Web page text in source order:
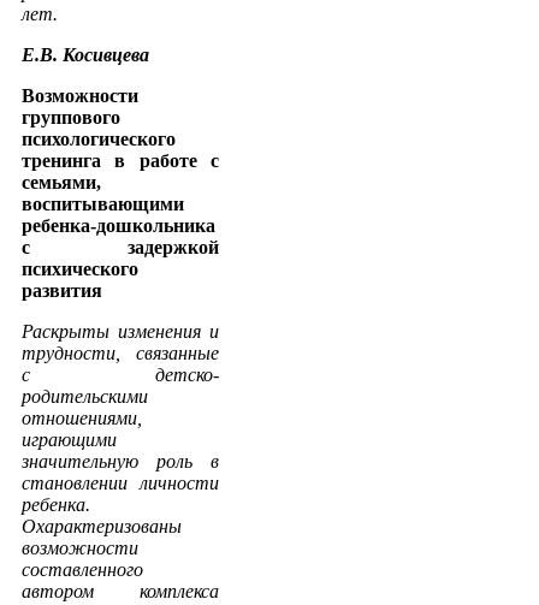
лет.
Е.В. Косивцева
Возможности
группового
психологического
тренинга в работе с
семьями,
воспитывающими
ребенка-дошкольника
с задержкой
психического
развития
Раскрыты изменения и
трудности, связанные
с детско-
родительскими
отношениями,
играющими
значительную роль в
становлении личности
ребенка.
Охарактеризованы
возможности
составленного
автором комплекса